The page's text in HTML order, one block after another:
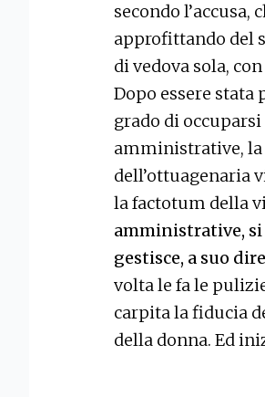
secondo l’accusa,
approfittando del
di vedova sola,
Dopo essere stata
grado di
amministrative, la
dell’ottuagenaria
la factotum della
amministrative, si
gestisce, a suo
volta le fa le
carpita la fiducia
della donna. Ed